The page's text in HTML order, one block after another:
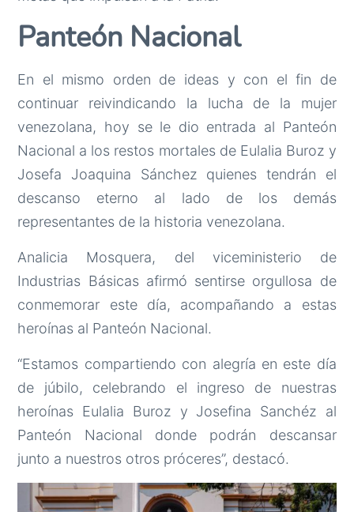
Panteón Nacional
En el mismo orden de ideas y con el fin de
continuar reivindicando la lucha de la mujer
venezolana, hoy se le dio entrada al Panteón
Nacional a los restos mortales de Eulalia Buroz y
Josefa Joaquina Sánchez quienes tendrán el
descanso eterno al lado de los demás
representantes de la historia venezolana.
Analicia Mosquera, del viceministerio de
Industrias Básicas afirmó sentirse orgullosa de
conmemorar este día, acompañando a estas
heroínas al Panteón Nacional.
“Estamos compartiendo con alegría en este día
de júbilo, celebrando el ingreso de nuestras
heroínas Eulalia Buroz y Josefina Sanchéz al
Panteón Nacional donde podrán descansar
junto a nuestros otros próceres”, destacó.